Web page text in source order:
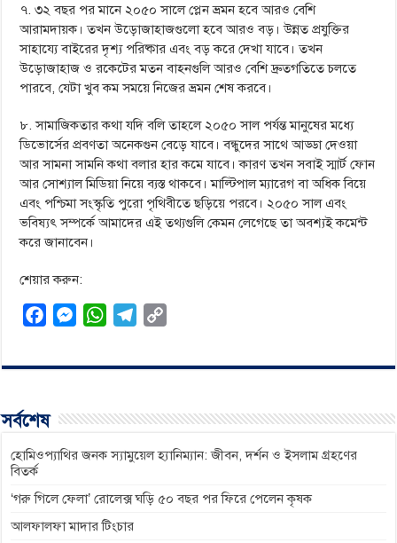
৭. ৩২ বছর পর মানে ২০৫০ সালে প্লেন ভ্রমন হবে আরও বেশি
আরামদায়ক। তখন উড়োজাহাজগুলো হবে আরও বড়। উন্নত প্রযুক্তির
সাহায্যে বাইরের দৃশ্য পরিষ্কার এবং বড় করে দেখা যাবে। তখন
উড়োজাহাজ ও রকেটের মতন বাহনগুলি আরও বেশি দ্রুতগতিতে চলতে
পারবে, যেটা খুব কম সময়ে নিজের ভ্রমন শেষ করবে।
৮. সামাজিকতার কথা যদি বলি তাহলে ২০৫০ সাল পর্যন্ত মানুষের মধ্যে
ডিভোর্সের প্রবণতা অনেকগুন বেড়ে যাবে। বন্ধুদের সাথে আড্ডা দেওয়া
আর সামনা সামনি কথা বলার হার কমে যাবে। কারণ তখন সবাই স্মার্ট ফোন
আর সোশ্যাল মিডিয়া নিয়ে ব্যস্ত থাকবে। মাল্টিপাল ম্যারেগ বা অধিক বিয়ে
এবং পশ্চিমা সংস্কৃতি পুরো পৃথিবীতে ছড়িয়ে পরবে। ২০৫০ সাল এবং
ভবিষ্যৎ সম্পর্কে আমাদের এই তথ্যগুলি কেমন লেগেছে তা অবশ্যই কমেন্ট
করে জানাবেন।
শেয়ার করুন:
o
o
M
n
g
r
W
A
p
r
a
i
n
সর্বশেষ
হোমিওপ্যাথির জনক স্যামুয়েল হ্যানিম্যান: জীবন, দর্শন ও ইসলাম গ্রহণের
বিতর্ক
‘গরু গিলে ফেলা’ রোলেক্স ঘড়ি ৫০ বছর পর ফিরে পেলেন কৃষক
আলফালফা মাদার টিংচার